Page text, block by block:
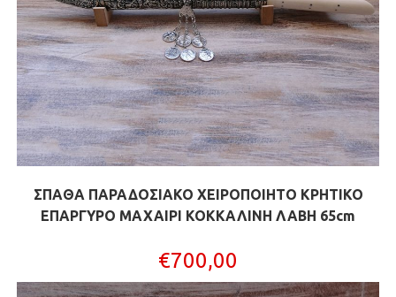
ΣΠΑΘΑ ΠΑΡΑΔΟΣΙΑΚΟ ΧΕΙΡΟΠΟΙΗΤΟ ΚΡΗΤΙΚΟ
ΕΠΑΡΓΥΡΟ ΜΑΧΑΙΡΙ ΚΟΚΚΑΛΙΝΗ ΛΑΒΗ 65cm
€700,00